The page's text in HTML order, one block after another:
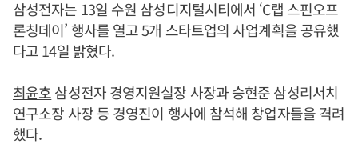
삼성전자는 13일 수원 삼성디지털시티에서 ‘C랩 스핀오프
론칭데이’ 행사를 열고 5개 스타트업의 사업계획을 공유했
다고 14일 밝혔다.
최윤호삼성전자 경영지원실장 사장과 승현준 삼성리서치
연구소장 사장 등 경영진이 행사에 참석해 창업자들을 격려
했다.